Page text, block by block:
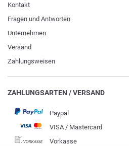
Kontakt
Fragen und Antworten
Unternehmen
Versand
Zahlungsweisen
ZAHLUNGSARTEN / VERSAND
Paypal
VISA / Mastercard
Vorkasse